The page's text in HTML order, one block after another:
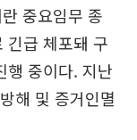
중요임무 종
긴급 체포돼 구
행 중이다. 지난
해 및 증거인멸